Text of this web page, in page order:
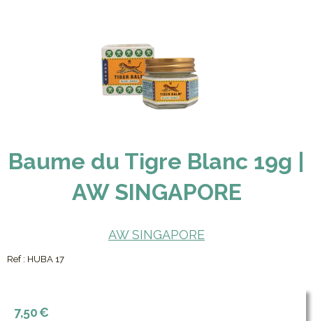
Baume du Tigre Blanc 19g |
AW SINGAPORE
AW SINGAPORE
Ref : HUBA 17
7,50€